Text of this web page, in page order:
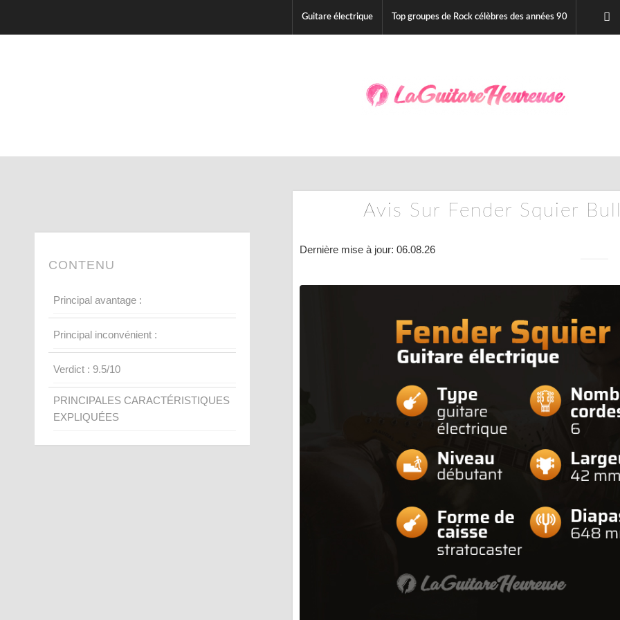
Guitare électrique Top groupes de Rock célèbres des années 90
CONTENU
Principal avantage :
Principal inconvénient :
Verdict : 9.5/10
PRINCIPALES CARACTÉRISTIQUES
EXPLIQUÉES
Avis Sur Fender Squier
Dernière mise à jour: 06.08.26